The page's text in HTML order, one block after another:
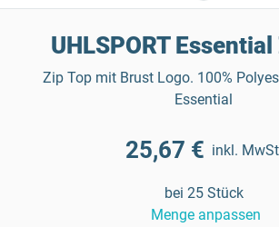
UHLSPORT
Zip Top mit Brust Logo. 100%
Essential
25,67 € inkl.
bei 25 Stück
Menge anpassen